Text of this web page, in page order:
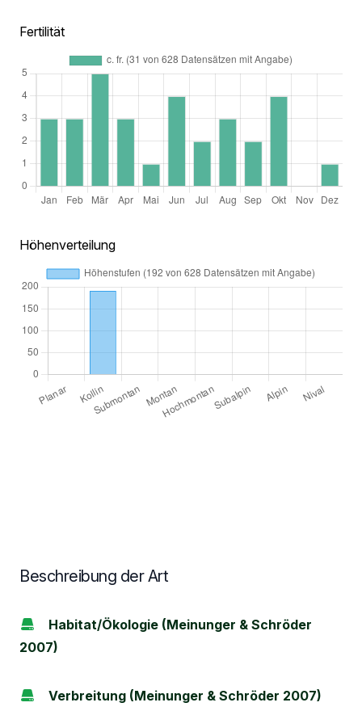
Fertilität
Höhenverteilung
Beschreibung der Art
Habitat/Ökologie (Meinunger & Schröder
2007)
Verbreitung (Meinunger & Schröder 2007)